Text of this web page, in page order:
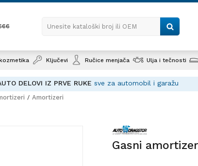
Unesite kataloški broj ili OEM
Ključevi Ručice menjača Ulja i tečnosti
DELOVI IZ PRVE RUKE sve za automobil i garažu
Amortizeri
Gasni amortizer